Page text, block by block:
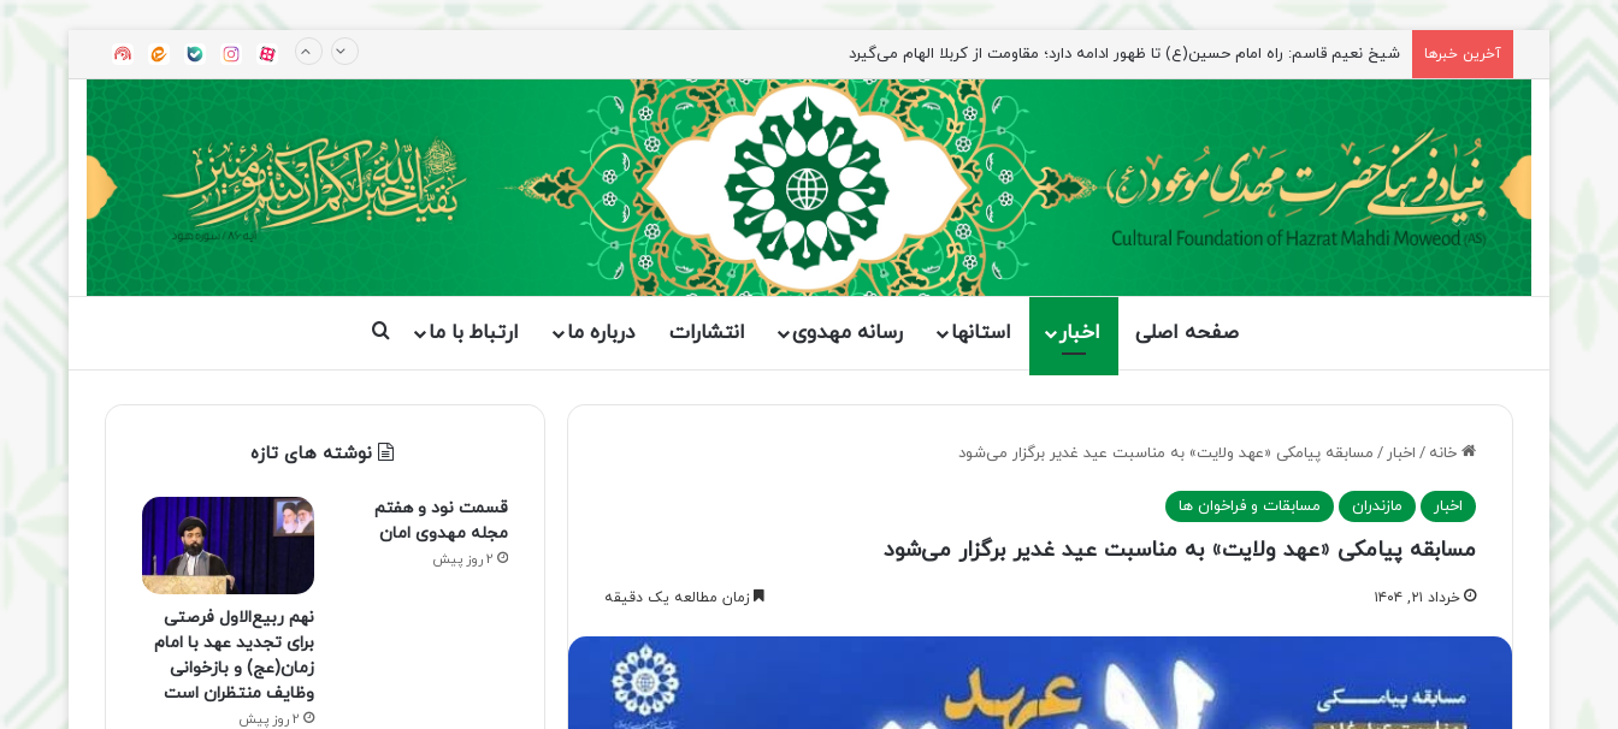
آخرین خبرها
راهپیمایی اربعین، رزمایش منتظران ظهور آپاراتاینستاگرام
بله ایتا
صفحه اصلی اخبار استانها رسانه مهدوی انتشارات درباره ما ارتباط با ما جستجو برای
خانه / اخبار / مسابقه پیامکی «عهد ولایت» به مناسبت عید غدیر برگزار می‌شود
اخبار مازندران مسابقات و فراخوان ها
مسابقه پیامکی «عهد ولایت» به مناسبت عید غدیر برگزار می‌شود
خرداد ۲۱, ۱۴۰۴ زمان مطالعه یک دقیقه
نوشته های تازه
قسمت نود و هفتم
مجله مهدوی امان
2 روز پیش
نهم ربیع‌الاول فرصتی
برای تجدید عهد با امام
زمان(عج) و بازخوانی
وظایف منتظران است
2 روز پیش